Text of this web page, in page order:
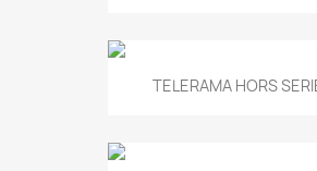
TELERAMA HORS